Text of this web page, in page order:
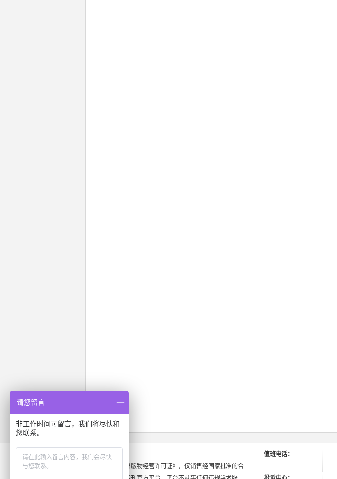
本站持有《出版物经营许可证》，仅销售经国家批准的合
值班电话：
请您留言
非工作时间可留言，我们将尽快和
您联系。